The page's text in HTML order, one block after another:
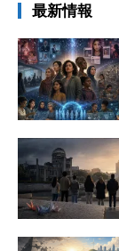
最新情報